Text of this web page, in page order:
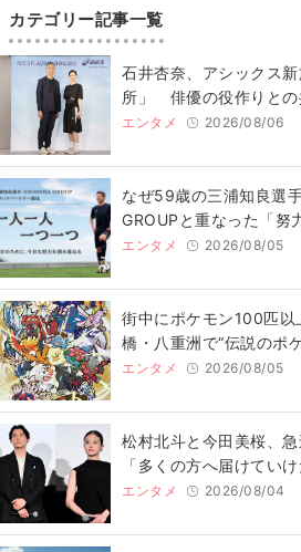
カテゴリー記事一覧
石井杏奈、アシックス
所」 俳優の役作りとの
エンタメ 2026/08/06
なぜ59歳の三浦知良選
GROUPと重なった「努
エンタメ 2026/08/05
街中にポケモン100匹
橋・八重洲で“伝説のポ
エンタメ 2026/08/05
松村北斗と今田美桜、
「多くの方へ届けていけ
エンタメ 2026/08/04